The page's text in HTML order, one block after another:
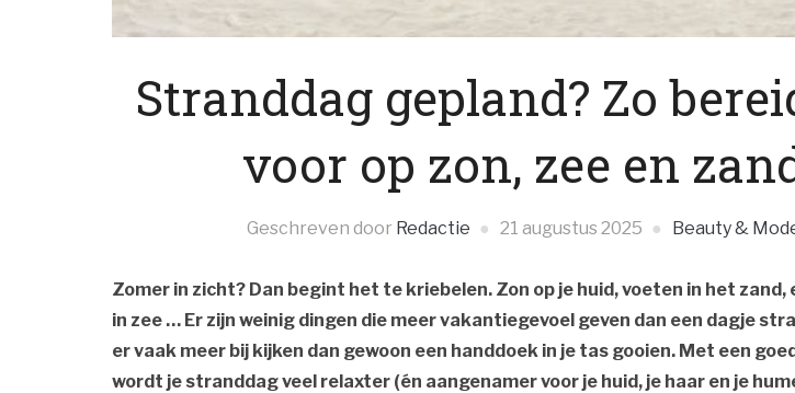
Stranddag gepland? Zo
voor op zon, zee en
Geschreven door Redactie 21 augustus 2025 Beauty &
Zomer in zicht? Dan begint het te kriebelen. Zon op je huid, voeten in het zand,
in zee … Er zijn weinig dingen die meer vakantiegevoel geven dan een dagje
er vaak meer bij kijken dan gewoon een handdoek in je tas gooien. Met een
wordt je stranddag veel relaxter (én aangenamer voor je huid, je haar en je